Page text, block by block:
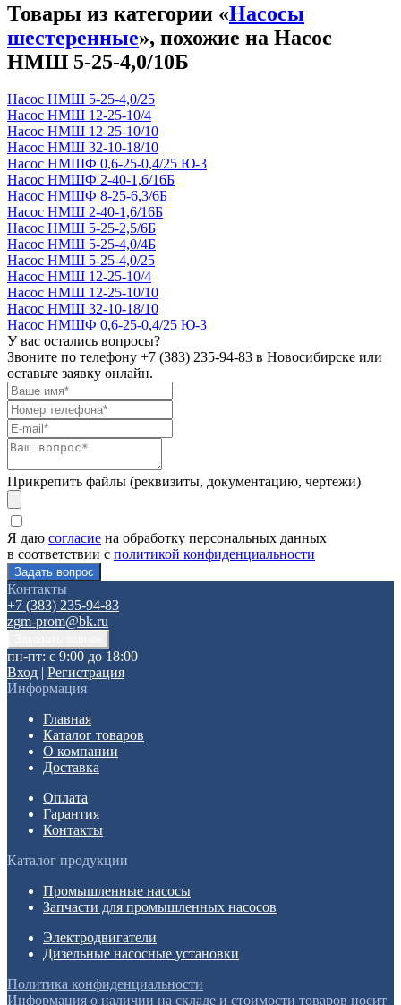
Товары из категории «Насосы
шестеренные», похожие на Насос
НМШ 5-25-4,0/10Б
Насос НМШ 5-25-4,0/25
Насос НМШ 12-25-10/4
Насос НМШ 12-25-10/10
Насос НМШ 32-10-18/10
Насос НМШФ 0,6-25-0,4/25 Ю-3
Насос НМШФ 2-40-1,6/16Б
Насос НМШФ 8-25-6,3/6Б
Насос НМШ 2-40-1,6/16Б
Насос НМШ 5-25-2,5/6Б
Насос НМШ 5-25-4,0/4Б
Насос НМШ 5-25-4,0/25
Насос НМШ 12-25-10/4
Насос НМШ 12-25-10/10
Насос НМШ 32-10-18/10
Насос НМШФ 0,6-25-0,4/25 Ю-3
У вас остались вопросы?
Звоните по телефону +7 (383) 235-94-83 в Новосибирске или
оставьте заявку онлайн.
Прикрепить файлы (реквизиты, документацию, чертежи)
Я даю согласие на обработку персональных данных
в соответствии с политикой конфиденциальности
Контакты
+7 (383) 235-94-83
zgm-prom@bk.ru
пн-пт: с 9:00 до 18:00
Вход
Регистрация
Информация
Главная
Каталог товаров
О компании
Доставка
Оплата
Гарантия
Контакты
Каталог продукции
Промышленные насосы
Запчасти для промышленных насосов
Электродвигатели
Дизельные насосные установки
Политика конфиденциальности
Информация о наличии на складе и стоимости товаров носит